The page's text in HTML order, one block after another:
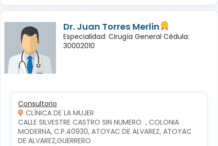
Dr. Juan Torres Merlin
Especialidad: Cirugía General Cédula:
30002010
Consultorio
CLÍNICA DE LA MUJER
CALLE SILVESTRE CASTRO SIN NUMERO  , COLONIA
MODERNA, C.P.40930, ATOYAC DE ALVAREZ, ATOYAC
DE ALVAREZ,GUERRERO